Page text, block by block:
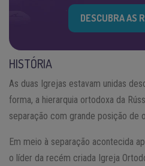
DESCUBRA AS
HISTÓRIA
As duas Igrejas estavam unidas
forma, a hierarquia ortodoxa da
separação com grande posição de
Em meio à separação acontecida
o líder da recém criada Igreja